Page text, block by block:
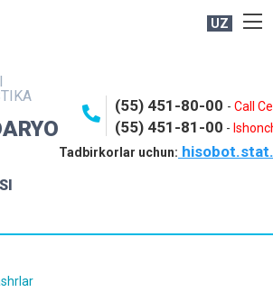
UZ
(55) 451-80-00 -Call
(55) 451-81-00 -
Tadbirkorlar uchun:
OCHIQ MA'LUMOTLAR
NASHRLAR
INTERAKTIV XIZMATLAR
MATBUOT XIZMATI